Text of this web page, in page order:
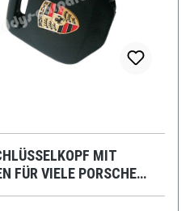
MIT
FÜR VIELE PORSCHE